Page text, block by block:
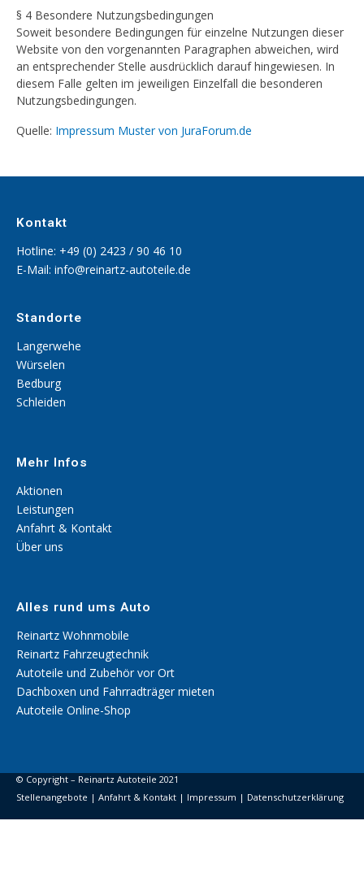
§ 4 Besondere Nutzungsbedingungen
Soweit besondere Bedingungen für einzelne Nutzungen dieser
Website von den vorgenannten Paragraphen abweichen, wird
an entsprechender Stelle ausdrücklich darauf hingewiesen. In
diesem Falle gelten im jeweiligen Einzelfall die besonderen
Nutzungsbedingungen.
Quelle: Impressum Muster von JuraForum.de
Kontakt
Hotline: +49 (0) 2423 / 90 46 10
E-Mail: info@reinartz-autoteile.de
Standorte
Langerwehe
Würselen
Bedburg
Schleiden
Mehr Infos
Aktionen
Leistungen
Anfahrt & Kontakt
Über uns
Alles rund ums Auto
Reinartz Wohnmobile
Reinartz Fahrzeugtechnik
Autoteile und Zubehör vor Ort
Dachboxen und Fahrradträger mieten
Autoteile Online-Shop
© Copyright – Reinartz Autoteile 2021
Stellenangebote | Anfahrt & Kontakt | Impressum | Datenschutzerklärung